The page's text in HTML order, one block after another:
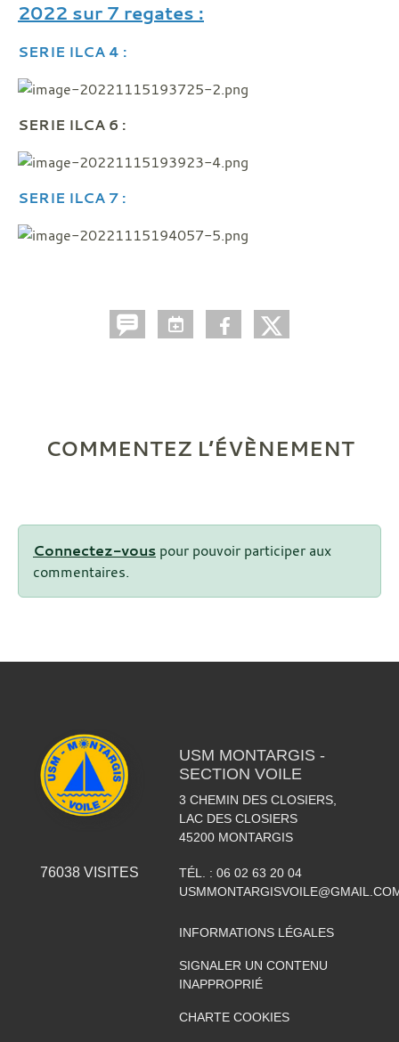
2022 sur 7 regates :
SERIE ILCA 4 :
SERIE ILCA 6 :
SERIE ILCA 7 :
COMMENTEZ L’ÉVÈNEMENT
Connectez-vous pour pouvoir participer aux
commentaires.
76038VISITES
USM MONTARGIS -
SECTION VOILE
3 CHEMIN DES CLOSIERS,
LAC DES CLOSIERS
45200 MONTARGIS
TÉL. : 06 02 63 20 04
INFORMATIONS LÉGALES
SIGNALER UN CONTENU
INAPPROPRIÉ
CHARTE COOKIES